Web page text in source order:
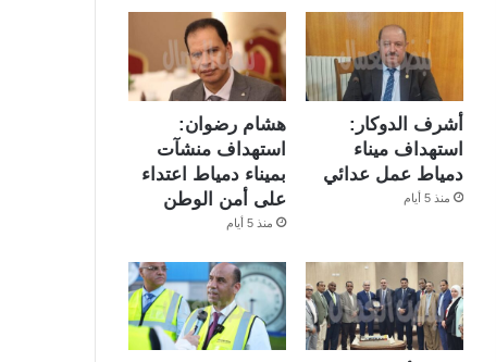
أشرف الدوكار:
استهداف ميناء
دمياط عمل عدائي
منذ 5 أيام
هشام رضوان:
استهداف منشآت
بميناء دمياط اعتداء
على أمن الوطن
منذ 5 أيام